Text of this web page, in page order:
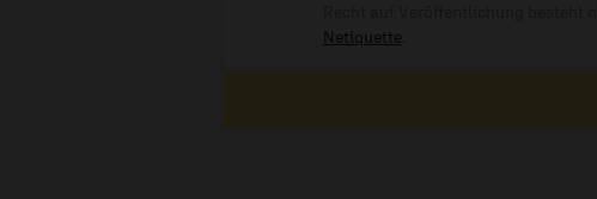
Netiquette